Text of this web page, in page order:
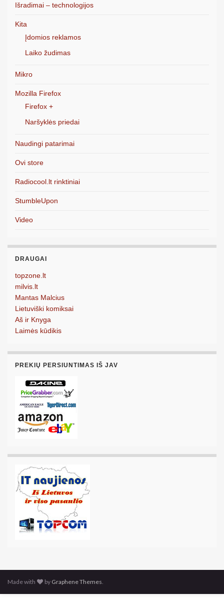
Išradimai – technologijos
Kita
Įdomios reklamos
Laiko žudimas
Mikro
Mozilla Firefox
Firefox +
Naršyklės priedai
Naudingi patarimai
Ovi store
Radiocool.lt rinktiniai
StumbleUpon
Video
DRAUGAI
topzone.lt
milvis.lt
Mantas Malcius
Lietuviški komiksai
Aš ir Knyga
Laimės kūdikis
PREKIŲ PERSIUNTIMAS IŠ JAV
Made with by Graphene Themes